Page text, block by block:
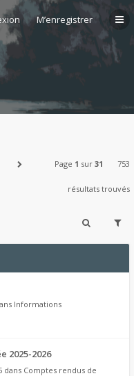
M’enregistrer
Page 1 sur 31 753
résultats trouvés
Informations
2025-2026
dans Comptes rendus de